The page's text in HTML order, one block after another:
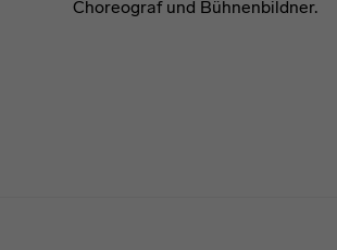
Choreograf und Bühnenbildner.